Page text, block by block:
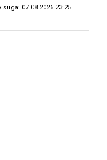
07.08.2026 23:25